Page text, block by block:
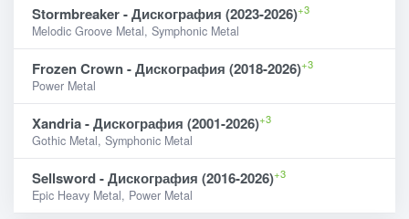
Stormbreaker - Дискография (2023-2026)+3
Melodic Groove Metal, Symphonic Metal
Frozen Crown - Дискография (2018-2026)+3
Power Metal
Xandria - Дискография (2001-2026)+3
Gothic Metal, Symphonic Metal
Sellsword - Дискография (2016-2026)+3
Epic Heavy Metal, Power Metal